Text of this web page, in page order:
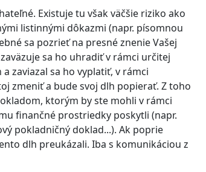
Existuje tu však väčšie riziko ako
listinnými dôkazmi (napr. písomnou
sa pozrieť na presné znenie Vašej
sa ho uhradiť v rámci určitej
zaviazal sa ho vyplatiť, v rámci
zmeniť a bude svoj dlh popierať. Z toho
ktorým by ste mohli v rámci
finančné prostriedky poskytli (napr.
pokladničný doklad...). Ak poprie
dlh preukázali. Iba s komunikáciou z